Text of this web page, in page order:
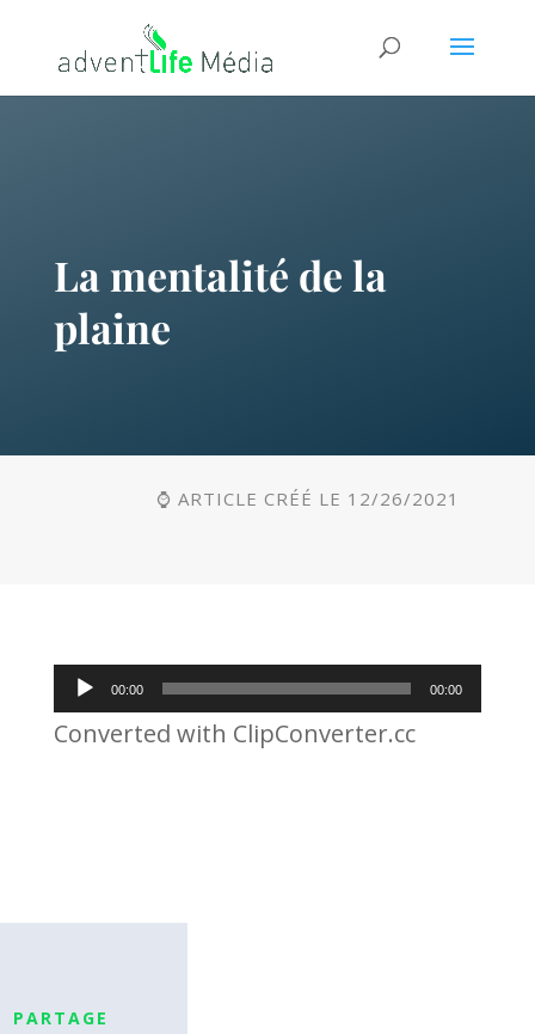
La mentalité de la
plaine
⌚ ARTICLE CRÉÉ LE 12/26/2021
Lecteur
audio
00:00 00:00
Converted with ClipConverter.cc
PARTAGE